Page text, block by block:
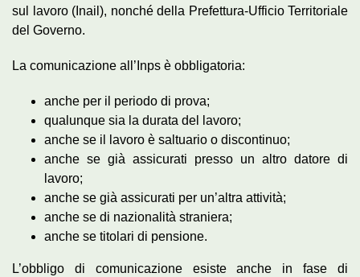
sul lavoro (Inail), nonché della Prefettura-Ufficio Territoriale
del Governo.
La comunicazione all’Inps è obbligatoria:
anche per il periodo di prova;
qualunque sia la durata del lavoro;
anche se il lavoro è saltuario o discontinuo;
anche se già assicurati presso un altro datore di
lavoro;
anche se già assicurati per un’altra attività;
anche se di nazionalità straniera;
anche se titolari di pensione.
L’obbligo di comunicazione esiste anche in fase di